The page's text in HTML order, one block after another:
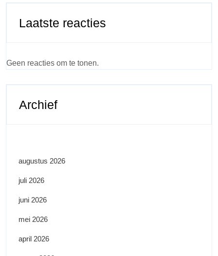
Laatste reacties
Geen reacties om te tonen.
Archief
augustus 2026
juli 2026
juni 2026
mei 2026
april 2026